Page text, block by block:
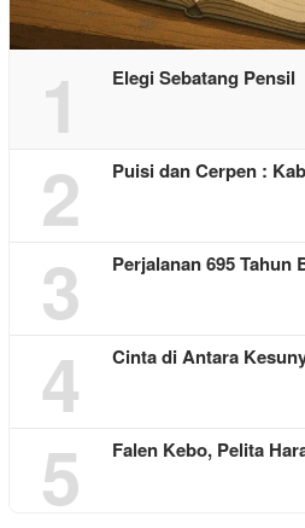
1 Elegi Sebatang Pensil
2 Puisi dan Cerpen :
3 Perjalanan 695
4 Cinta di Antara
5 Falen Kebo, Pelita